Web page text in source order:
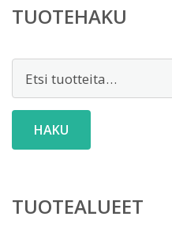
TUOTEHAKU
HAKU
TUOTEALUEET